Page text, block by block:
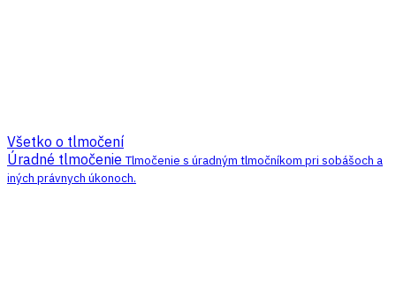
Všetko o tlmočení
Úradné tlmočenieTlmočenie s úradným tlmočníkom pri sobášoch a
iných právnych úkonoch.